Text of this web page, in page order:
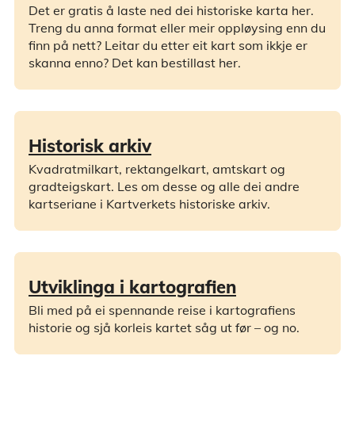
Det er gratis å laste ned dei historiske karta her.
Treng du anna format eller meir oppløysing enn du
finn på nett? Leitar du etter eit kart som ikkje er
skanna enno? Det kan bestillast her.
Historisk arkiv
Kvadratmilkart, rektangelkart, amtskart og
gradteigskart. Les om desse og alle dei andre
kartseriane i Kartverkets historiske arkiv.
Utviklinga i kartografien
Bli med på ei spennande reise i kartografiens
historie og sjå korleis kartet såg ut før – og no.